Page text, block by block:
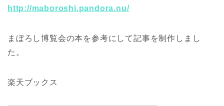
http://maboroshi.pandora.nu/
まぼろし博覧会の本を参考にして記事を制作しまし
た。
楽天ブックス